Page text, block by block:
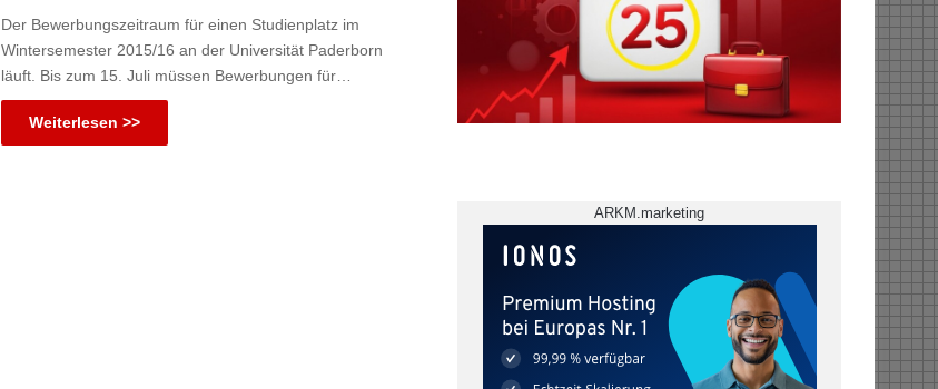
Der Bewerbungszeitraum für einen Studienplatz im
Wintersemester 2015/16 an der Universität Paderborn
läuft. Bis zum 15. Juli müssen Bewerbungen für…
Weiterlesen >>
ARKM.marketing